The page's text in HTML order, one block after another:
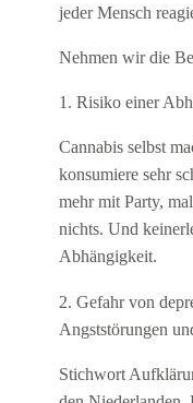
jeder Mensch
Nehmen wir die
1. Risiko einer
Cannabis selbst
konsumiere sehr
mehr mit Party,
nichts. Und
Abhängigkeit.
2. Gefahr von
Angststörungen
Stichwort